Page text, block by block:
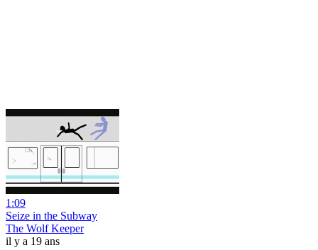
1:09
Seize in the Subway
The Wolf Keeper
il y a 19 ans